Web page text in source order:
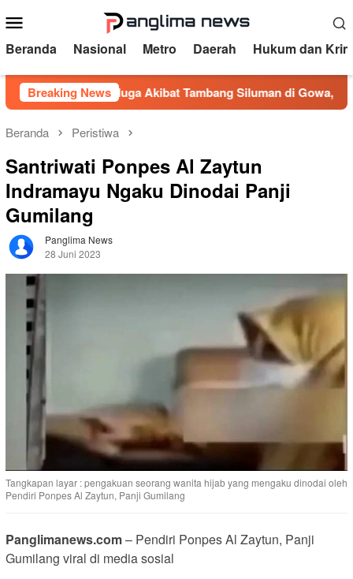
ke
kontenMobile
Beranda Nasional Metro Daerah Hukum dan
Breaking News
Diduga Akibat Tambang Siluman di Gowa, PRI Desak
Beranda Peristiwa
Santriwati Ponpes Al Zaytun
Indramayu Ngaku Dinodai Panji
Gumilang
Panglima News
28 Juni 2023
Tangkapan layar : pengakuan seorang wanita hijab yang mengaku dinodai oleh
Pendiri Ponpes Al Zaytun, Panji Gumilang
Panglimanews.com– Pendiri Ponpes Al Zaytun, Panji
Gumilang viral di media sosial